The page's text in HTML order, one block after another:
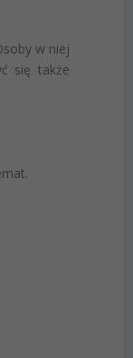
w niej
się także